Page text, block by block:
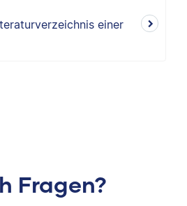
einer
Fragen?